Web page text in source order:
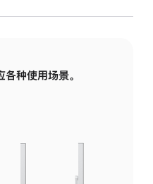
各种使用场景。